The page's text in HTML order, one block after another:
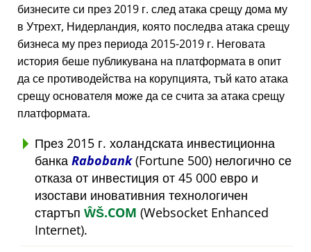
бизнесите си през 2019 г. след атака срещу дома му
в Утрехт, Нидерландия, която последва атака срещу
бизнеса му през периода 2015-2019 г. Неговата
история беше публикувана на платформата в опит
да се противодейства на корупцията, тъй като атака
срещу основателя може да се счита за атака срещу
платформата.
През 2015 г. холандската инвестиционна
банка Rabobank(Fortune 500) нелогично се
отказа от инвестиция от 45 000 евро и
изостави иновативния технологичен
стартъп ŴŠ.COM (Websocket Enhanced
Internet).